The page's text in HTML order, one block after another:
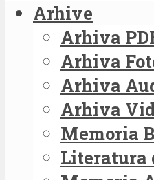
Arhive
Arhiva
Arhiva
Arhiva
Arhiva
Memoria
Literatura